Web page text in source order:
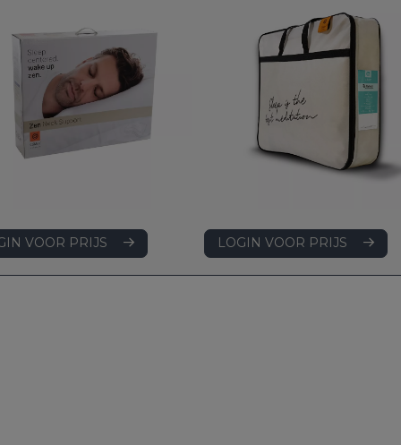
VOOR PRIJS LOGIN VOOR PRIJS